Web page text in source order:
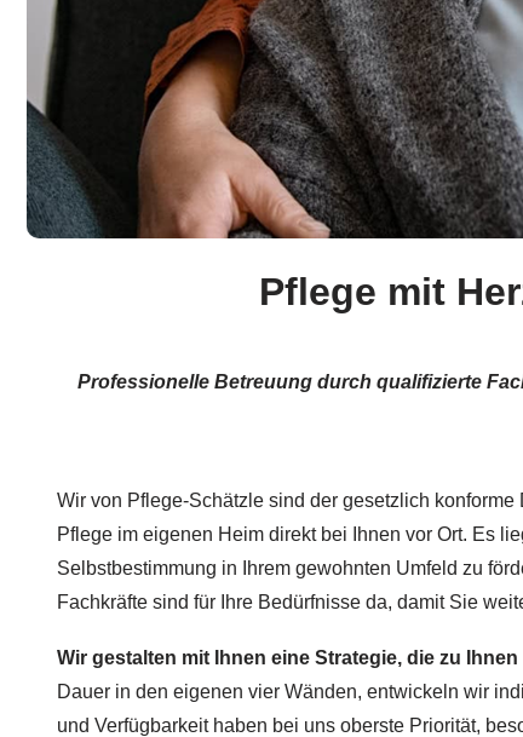
Pflege mit
Professionelle Betreuung durch qualifizierte
Wir von Pflege-Schätzle sind der gesetzlich
Pflege im eigenen Heim direkt bei Ihnen vor Ort. Es
Selbstbestimmung in Ihrem gewohnten Umfeld zu
Fachkräfte sind für Ihre Bedürfnisse da, damit Sie
Wir gestalten mit Ihnen eine Strategie, die zu
Dauer in den eigenen vier Wänden, entwickeln wir
und Verfügbarkeit haben bei uns oberste Priorität,